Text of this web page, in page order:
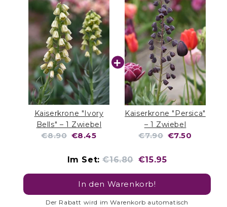
Kaiserkrone "Ivory
Bells" – 1 Zwiebel
Original
€8.90 Current
€8.45
Kaiserkrone "Persica"
– 1 Zwiebel
Original
€7.90 Current
€7.50
Im Set:Original
price
€16.80 Discounted
price
€15.95
In den Warenkorb!
Der Rabatt wird im Warenkorb automatisch